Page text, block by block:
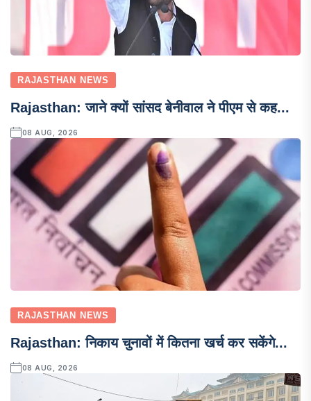
RAJASTHAN NEWS
Rajasthan: जाने क्यों सांसद बेनीवाल ने पीएम से कह...
08 AUG, 2026
RAJASTHAN NEWS
Rajasthan: निकाय चुनावों में कितना खर्च कर सकेंगे...
08 AUG, 2026